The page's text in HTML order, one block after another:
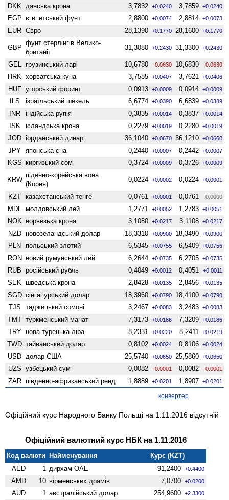
DKK данська крона 3,7832 +0.0240 3,7859 +0.0240
EGP єгипетський фунт 2,8800 +0.0074 2,8814 +0.0073
EUR Євро 28,1390 +0.1770 28,1600 +0.1770
GBP
фунт стерлінгів Велико­
британії
31,3080 +0.2430 31,3300 +0.2430
GEL грузинський ларі 10,6780 -0.0630 10,6830 -0.0630
HRK хорватська куна 3,7585 +0.0407 3,7621 +0.0406
HUF угорський форинт 0,0913 +0.0009 0,0914 +0.0009
ILS ізраїльський шекель 6,6774 +0.0390 6,6839 +0.0389
INR індійська рупія 0,3835 +0.0014 0,3837 +0.0014
ISK ісландська крона 0,2279 +0.0019 0,2280 +0.0019
JOD іорданський динар 36,1040 +0.0670 36,1210 +0.0660
JPY японська єна 0,2440 +0.0007 0,2442 +0.0007
KGS киргизький сом 0,3724 +0.0009 0,3726 +0.0009
KRW
піденно-корейська вона
(Корея)
0,0224 +0.0002 0,0224 +0.0001
KZT казахстанський тенге 0,0761 +0.0001 0,0761 0.0000
MDL молдовський лей 1,2771 +0.0052 1,2783 +0.0051
NOK норвезька крона 3,1080 +0.0217 3,1108 +0.0217
NZD ново­зеландський долар 18,3310 +0.0900 18,3490 +0.0900
PLN польський злотий 6,5345 +0.0755 6,5409 +0.0756
RON новий румунський лей 6,2644 +0.0735 6,2705 +0.0735
RUB російський рубль 0,4049 +0.0012 0,4051 +0.0011
SEK шведська крона 2,8428 +0.0135 2,8456 +0.0135
SGD сінгапурський долар 18,3960 +0.0790 18,4100 +0.0790
TJS таджицький сомоні 3,2467 +0.0083 3,2483 +0.0083
TMT туркменський манат 7,3173 +0.0186 7,3209 +0.0186
TRY нова турецька ліра 8,2331 +0.0220 8,2411 +0.0219
TWD тайванський долар 0,8102 +0.0024 0,8106 +0.0024
USD долар США 25,5740 +0.0650 25,5860 +0.0650
UZS узбецький сум 0,0082 -0.0001 0,0082 -0.0001
ZAR південно-африканський ренд 1,8889 +0.0201 1,8907 +0.0201
конвертер
Офіційний курс Народного Банку Польщі на 1.11.2016 відсутній
Офіційний валютний курс НБК на 1.11.2016
Код валюти Найменування
Курс (KZT)
AED
1 дирхам ОАЕ 91,2400 +0.4400
AMD 10 вiрменських драмів 7,0700 +0.0200
AUD 1 австралійський долар 254,9600 +2.3300